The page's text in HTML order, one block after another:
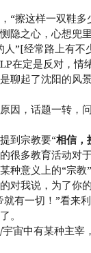
“擦这样一双鞋多
隐之心，心想兜
人”[经常路上有不
在定是反对，情
聊起了沈阳的风
因，话题一转，
到宗教要“相信，
很多教育活动对
种意义上的“宗教”
对我说，为了你
有一切！”看来
。
宙中有某种主宰